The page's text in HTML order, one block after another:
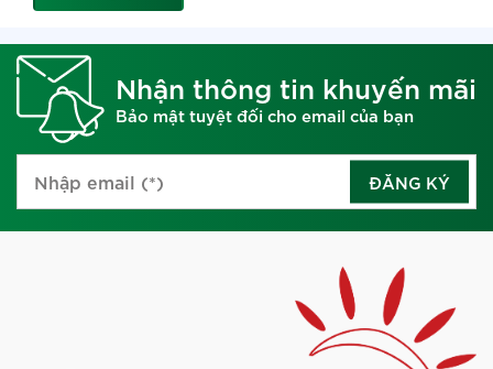
Nhận thông tin khuyến mãi
Bảo mật tuyệt đối cho email của bạn
ĐĂNG KÝ